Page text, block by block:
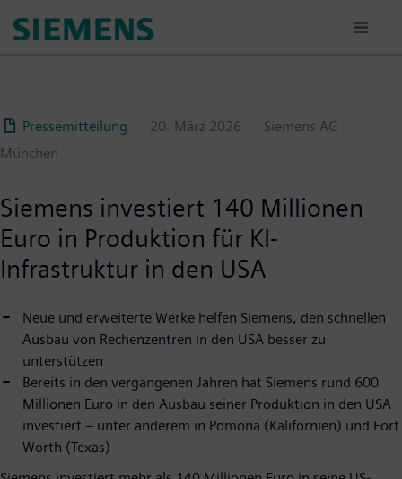
para
Pressemitteilung
20. März 2026
Siemens AG
München
Siemens investiert 140 Millionen
Euro in Produktion für KI-
Infrastruktur in den USA
Neue und erweiterte Werke helfen Siemens, den schnellen
Ausbau von Rechenzentren in den USA besser zu
unterstützen
Bereits in den vergangenen Jahren hat Siemens rund 600
Millionen Euro in den Ausbau seiner Produktion in den USA
investiert – unter anderem in Pomona (Kalifornien) und Fort
Worth (Texas)